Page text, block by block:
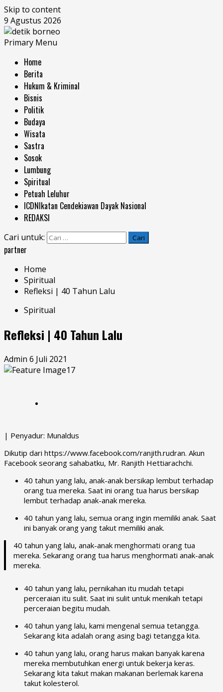
Skip to content
9 Agustus 2026
Primary Menu
Home
Berita
Hukum & Kriminal
Bisnis
Politik
Budaya
Wisata
Sastra
Sosok
Lumbung
Spiritual
Petuah Leluhur
ICDNIkatan Cendekiawan Dayak Nasional
REDAKSI
Cari untuk:
partner
Home
Spiritual
Refleksi | 40 Tahun Lalu
Spiritual
Refleksi | 40 Tahun Lalu
Admin 6 Juli 2021
| Penyadur: Munaldus
Dikutip dari https://www.facebook.com/ranjith.rudran. Akun
Facebook seorang sahabatku, Mr. Ranjith Hettiarachchi.
40 tahun yang lalu, anak-anak bersikap lembut terhadap
orang tua mereka. Saat ini orang tua harus bersikap
lembut terhadap anak-anak mereka.
40 tahun yang lalu, semua orang ingin memiliki anak. Saat
ini banyak orang yang takut memiliki anak.
40 tahun yang lalu, anak-anak menghormati orang tua
mereka. Sekarang orang tua harus menghormati anak-anak
mereka.
40 tahun yang lalu, pernikahan itu mudah tetapi
perceraian itu sulit. Saat ini sulit untuk menikah tetapi
perceraian begitu mudah.
40 tahun yang lalu, kami mengenal semua tetangga.
Sekarang kita adalah orang asing bagi tetangga kita.
40 tahun yang lalu, orang harus makan banyak karena
mereka membutuhkan energi untuk bekerja keras.
Sekarang kita takut makan makanan berlemak karena
takut kolesterol.